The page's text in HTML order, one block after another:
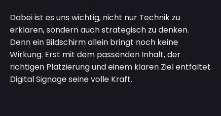
Dabei ist es uns wichtig, nicht nur Technik zu
erklären, sondern auch strategisch zu denken.
Denn ein Bildschirm allein bringt noch keine
Wirkung. Erst mit dem passenden Inhalt, der
richtigen Platzierung und einem klaren Ziel entfaltet
Digital Signage seine volle Kraft.